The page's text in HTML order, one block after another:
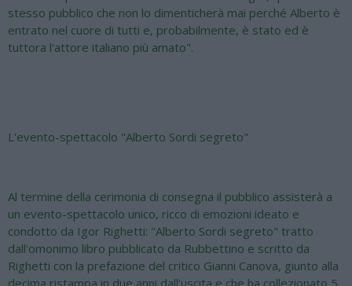
stesso pubblico che non lo dimenticherà mai perché Alberto è
entrato nel cuore di tutti e, probabilmente, è stato ed è
tuttora l'attore italiano più amato".
L'evento-spettacolo "Alberto Sordi segreto"
Al termine della cerimonia di consegna il pubblico assisterà a
un evento-spettacolo unico, ricco di emozioni ideato e
condotto da Igor Righetti: "Alberto Sordi segreto" tratto
dall'omonimo libro pubblicato da Rubbettino e scritto da
Righetti con la prefazione del critico Gianni Canova, giunto alla
decima ristampa in due anni dall'uscita e che ha collezionato 5